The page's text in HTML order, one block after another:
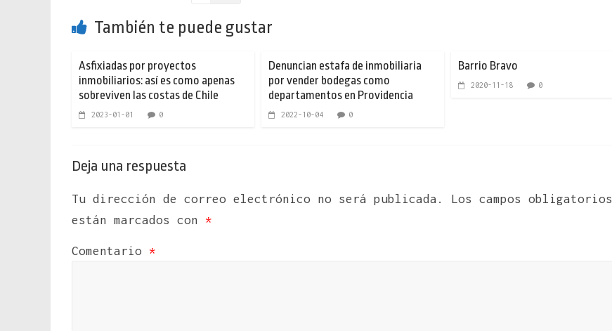
También te puede gustar
Asfixiadas por proyectos
inmobiliarios: así es como apenas
sobreviven las costas de Chile
2023-01-01 0
Denuncian estafa de inmobiliaria
por vender bodegas como
departamentos en Providencia
2022-10-04 0
Barrio Bravo
2020-11-18 0
Deja una respuesta
Tu dirección de correo electrónico no será publicada.
Los campos obligatorios
están marcados con *
Comentario *